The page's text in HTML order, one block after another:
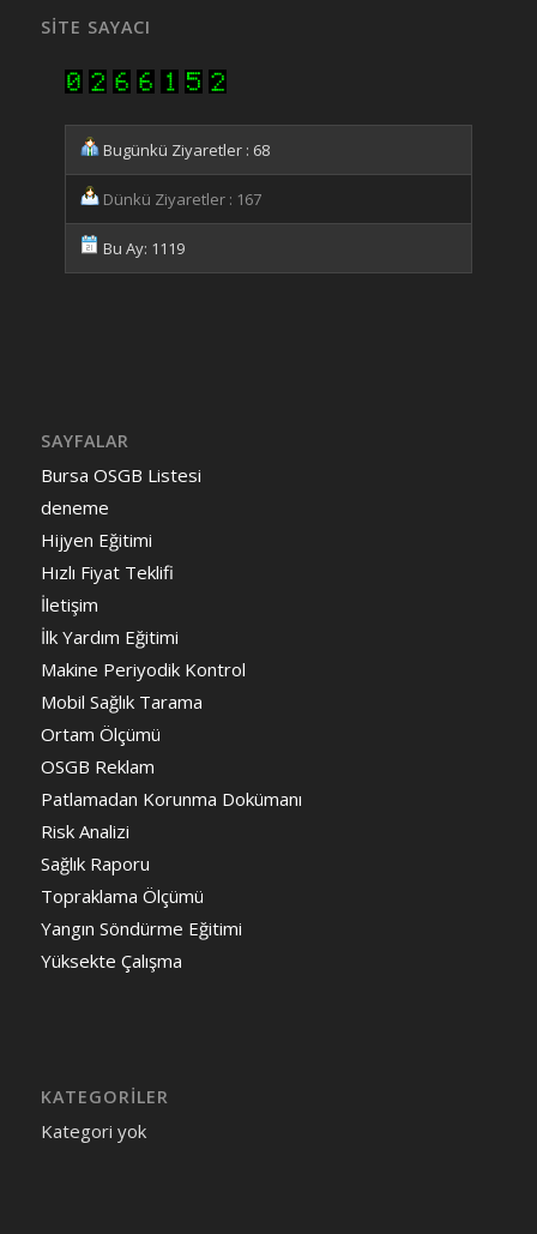
SITE SAYACI
Bugünkü Ziyaretler : 68
Dünkü Ziyaretler : 167
Bu Ay: 1119
SAYFALAR
Bursa OSGB Listesi
deneme
Hijyen Eğitimi
Hızlı Fiyat Teklifi
İletişim
İlk Yardım Eğitimi
Makine Periyodik Kontrol
Mobil Sağlık Tarama
Ortam Ölçümü
OSGB Reklam
Patlamadan Korunma Dokümanı
Risk Analizi
Sağlık Raporu
Topraklama Ölçümü
Yangın Söndürme Eğitimi
Yüksekte Çalışma
KATEGORILER
Kategori yok